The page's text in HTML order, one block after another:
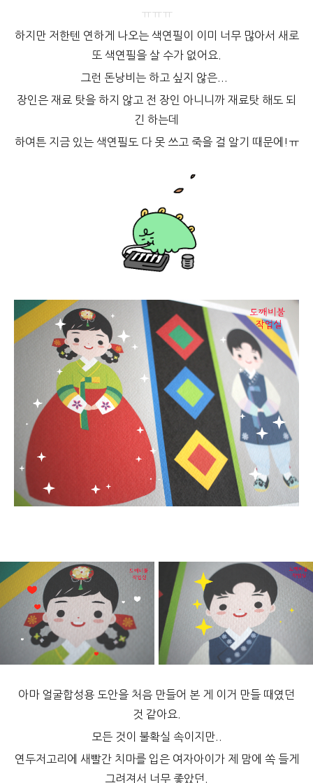
ㅠㅠㅠ
하지만 저한텐 연하게 나오는 색연필이 이미 너무 많아서 새로
또 색연필을 살 수가 없어요.
그런 돈낭비는 하고 싶지 않은...
장인은 재료 탓을 하지 않고 전 장인 아니니까 재료탓 해도 되
긴 하는데
하여튼 지금 있는 색연필도 다 못 쓰고 죽을 걸 알기 때문에!ㅠ
아마 얼굴합성용 도안을 처음 만들어 본 게 이거 만들 때였던
것 같아요.
모든 것이 불확실 속이지만..
연두저고리에 새빨간 치마를 입은 여자아이가 제 맘에 쏙 들게
그려져서 너무 좋았던.